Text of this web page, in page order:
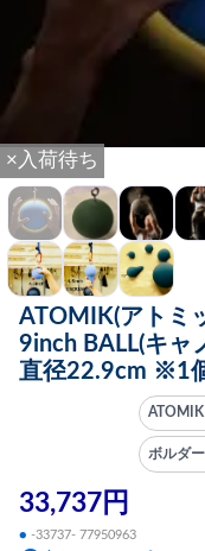
×入荷待ち
ATOMIK(アトミ
9inch BALL(キャ
直径22.9cm ※1
ボルダ
33,737円
● -33737- 77950963